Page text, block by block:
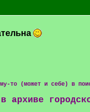
то (может и себе) в
архиве